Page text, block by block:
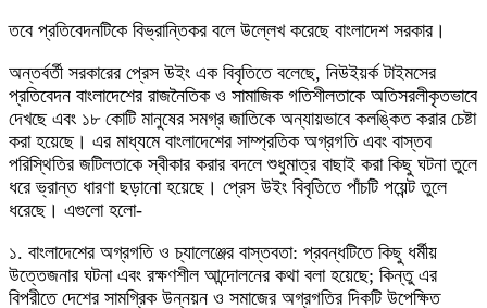
তবে প্রতিবেদনটিকে বিভ্রান্তিকর বলে উল্লেখ করেছে বাংলাদেশ সরকার।
অন্তর্বর্তী সরকারের প্রেস উইং এক বিবৃতিতে বলেছে, নিউইয়র্ক টাইমসের
প্রতিবেদন বাংলাদেশের রাজনৈতিক ও সামাজিক গতিশীলতাকে অতিসরলীকৃতভাবে
দেখছে এবং ১৮ কোটি মানুষের সমগ্র জাতিকে অন্যায়ভাবে কলঙ্কিত করার চেষ্টা
করা হয়েছে। এর মাধ্যমে বাংলাদেশের সাম্প্রতিক অগ্রগতি এবং বাস্তব
পরিস্থিতির জটিলতাকে স্বীকার করার বদলে শুধুমাত্র বাছাই করা কিছু ঘটনা তুলে
ধরে ভ্রান্ত ধারণা ছড়ানো হয়েছে। প্রেস উইং বিবৃতিতে পাঁচটি পয়েন্ট তুলে
ধরেছে। এগুলো হলো-
১. বাংলাদেশের অগ্রগতি ও চ্যালেঞ্জের বাস্তবতা: প্রবন্ধটিতে কিছু ধর্মীয়
উত্তেজনার ঘটনা এবং রক্ষণশীল আন্দোলনের কথা বলা হয়েছে; কিন্তু এর
বিপরীতে দেশের সামগ্রিক উন্নয়ন ও সমাজের অগ্রগতির দিকটি উপেক্ষিত